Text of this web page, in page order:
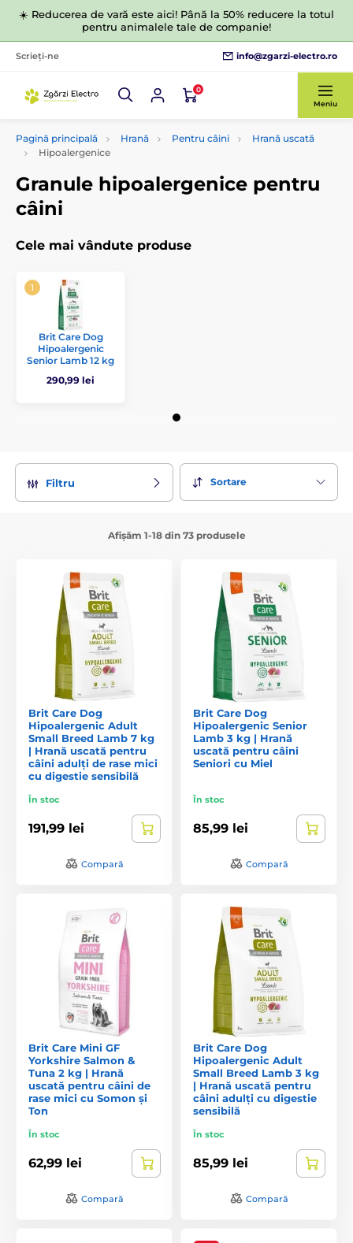
☀️ Reducerea de vară este aici! Până la 50% reducere la totul
pentru animalele tale de companie!
Scrieți-ne info@zgarzi-electro.ro
0
Meniu
Pagină principală Hrană Pentru câini
Hrană uscată
Hipoalergenice
Granule hipoalergenice pentru
câini
Cele mai vândute produse
Brit Care Dog
Hipoalergenic
Senior Lamb 12 kg
290,99 lei
Filtru Sortare
Afișăm 1-18 din 73 produsele
Brit Care Dog
Hipoalergenic Adult
Small Breed Lamb 7 kg
| Hrană uscată pentru
câini adulți de rase mici
cu digestie sensibilă
În stoc
191,99 lei
Compară
Brit Care Dog
Hipoalergenic Senior
Lamb 3 kg | Hrană
uscată pentru câini
Seniori cu Miel
În stoc
85,99 lei
Compară
Brit Care Mini GF
Yorkshire Salmon &
Tuna 2 kg | Hrană
uscată pentru câini de
rase mici cu Somon și
Ton
În stoc
62,99 lei
Compară
Brit Care Dog
Hipoalergenic Adult
Small Breed Lamb 3 kg
| Hrană uscată pentru
câini adulți cu digestie
sensibilă
În stoc
85,99 lei
Compară